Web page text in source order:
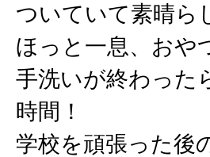
ついていて素晴ら
ほっと一息、おや
手洗いが終わった
時間！
学校を頑張った後